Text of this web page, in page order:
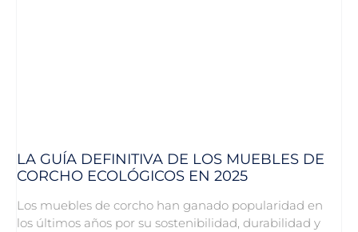
LA GUÍA DEFINITIVA DE LOS MUEBLES DE
CORCHO ECOLÓGICOS EN 2025
Los muebles de corcho han ganado popularidad en
los últimos años por su sostenibilidad, durabilidad y